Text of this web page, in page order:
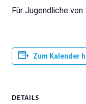
Für Jugendliche
DETAILS